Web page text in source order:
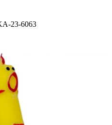
23-6063